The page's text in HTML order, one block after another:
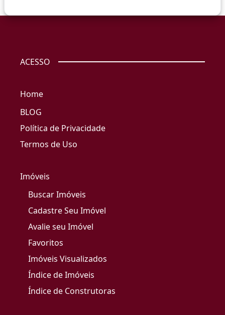
ACESSO
Home
BLOG
Política de Privacidade
Termos de Uso
Imóveis
Buscar Imóveis
Cadastre Seu Imóvel
Avalie seu Imóvel
Favoritos
Imóveis Visualizados
Índice de Imóveis
Índice de Construtoras